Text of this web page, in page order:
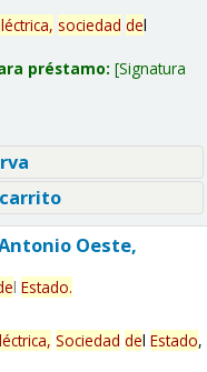
sociedad del
préstamo: Signatura
Oeste,
l Estado.
Sociedad del Estado,